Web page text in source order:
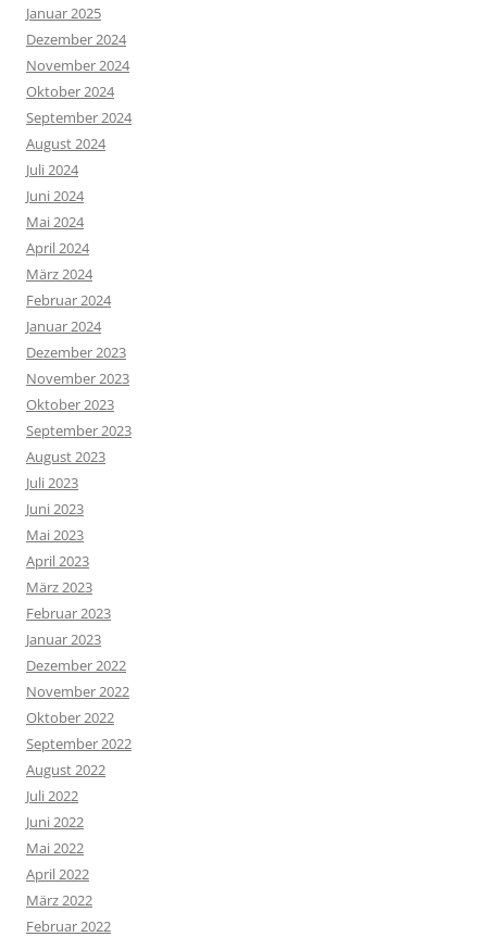
Januar 2025
Dezember 2024
November 2024
Oktober 2024
September 2024
August 2024
Juli 2024
Juni 2024
Mai 2024
April 2024
März 2024
Februar 2024
Januar 2024
Dezember 2023
November 2023
Oktober 2023
September 2023
August 2023
Juli 2023
Juni 2023
Mai 2023
April 2023
März 2023
Februar 2023
Januar 2023
Dezember 2022
November 2022
Oktober 2022
September 2022
August 2022
Juli 2022
Juni 2022
Mai 2022
April 2022
März 2022
Februar 2022